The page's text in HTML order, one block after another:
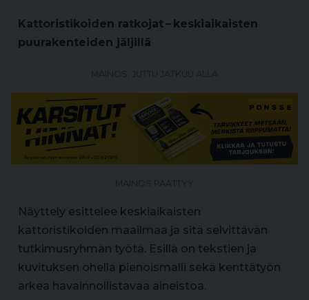
Kattoristikoiden ratkojat – keskiaikaisten
puurakenteiden jäljillä
Näyttely esittelee keskiaikaisten
kattoristikoiden maailmaa ja sitä selvittävän
tutkimusryhmän työtä. Esillä on tekstien ja
kuvituksen ohella pienoismalli sekä kenttätyön
arkea havainnollistavaa aineistoa.